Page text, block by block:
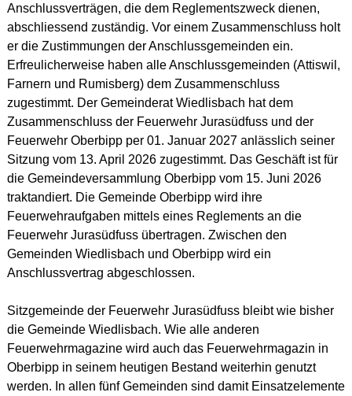
Anschlussverträgen, die dem Reglementszweck dienen,
abschliessend zuständig. Vor einem Zusammenschluss holt
er die Zustimmungen der Anschlussgemeinden ein.
Erfreulicherweise haben alle Anschlussgemeinden (Attiswil,
Farnern und Rumisberg) dem Zusammenschluss
zugestimmt. Der Gemeinderat Wiedlisbach hat dem
Zusammenschluss der Feuerwehr Jurasüdfuss und der
Feuerwehr Oberbipp per 01. Januar 2027 anlässlich seiner
Sitzung vom 13. April 2026 zugestimmt. Das Geschäft ist für
die Gemeindeversammlung Oberbipp vom 15. Juni 2026
traktandiert. Die Gemeinde Oberbipp wird ihre
Feuerwehraufgaben mittels eines Reglements an die
Feuerwehr Jurasüdfuss übertragen. Zwischen den
Gemeinden Wiedlisbach und Oberbipp wird ein
Anschlussvertrag abgeschlossen.
Sitzgemeinde der Feuerwehr Jurasüdfuss bleibt wie bisher
die Gemeinde Wiedlisbach. Wie alle anderen
Feuerwehrmagazine wird auch das Feuerwehrmagazin in
Oberbipp in seinem heutigen Bestand weiterhin genutzt
werden. In allen fünf Gemeinden sind damit Einsatzelemente